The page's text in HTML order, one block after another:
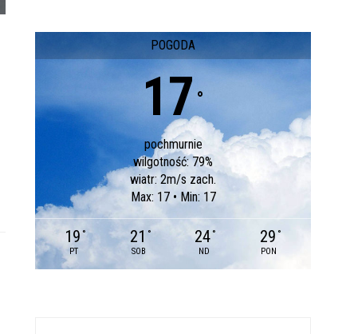
POGODA
17 °
pochmurnie
wilgotność: 79%
wiatr: 2m/s zach.
Max: 17 • Min: 17
19 °
PT
21 °
SOB
24 °
ND
29 °
PON